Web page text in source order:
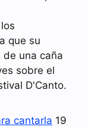
que su
una caña
sobre el
D'Canto.
cantarla 19